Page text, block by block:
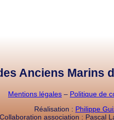
Anciens Marins
Mentions légales – Politique de
Réalisation : Philippe
Collaboration association : Pascal